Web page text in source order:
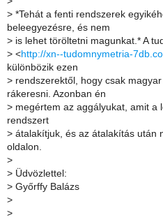
> *Tehát a fenti rendszerek
beleegyezésre, és nem
> is lehet töröltetni magunkat.* A
> <http://xn--tudomnymetria-
különbözik ezen
> rendszerektől, hogy csak
rákeresni. Azonban én
> megértem az aggályukat, amit a
rendszert
> átalakítjuk, és az átalakítás után
oldalon.
>
> Üdvözlettel:
> Győrffy Balázs
>
>